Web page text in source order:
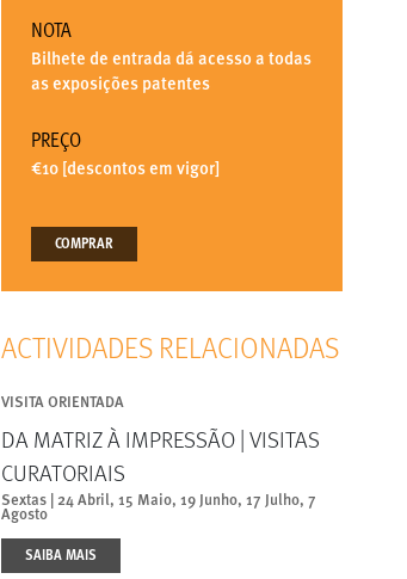
NOTA
Bilhete de entrada dá acesso a todas
as exposições patentes
PREÇO
€10 [descontos em vigor]
COMPRAR
ACTIVIDADES RELACIONADAS
VISITA ORIENTADA
DA MATRIZ À IMPRESSÃO | VISITAS
CURATORIAIS
Sextas | 24 Abril, 15 Maio, 19 Junho, 17 Julho, 7
Agosto
SAIBA MAIS